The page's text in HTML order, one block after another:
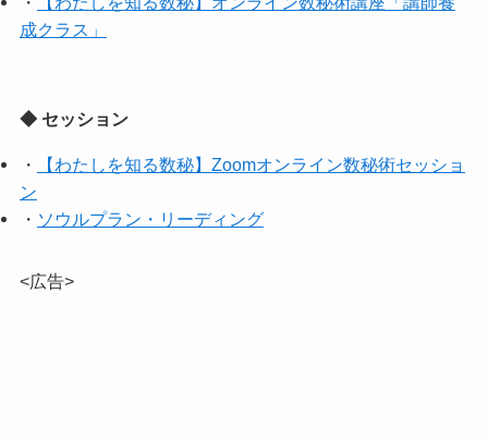
成クラス」
◆ セッション
・
【わたしを知る数秘】Zoomオンライン数秘術セッショ
ン
・ ソウルプラン・リーディング
<広告>